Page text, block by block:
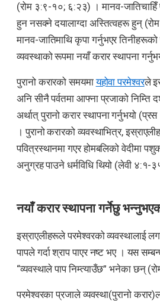
(रोम ३:९-१०; ६:२३) । मानव-
हुन नसक्ने दयालाग्दा अस्तित्वहरू हुन्
मानव-जातिमाथि कृपा गर्नुभएर तिनीहरूको
व्यवस्थाको रूपमा नयाँ करार स्थापना
पुरानो करारको समयमायहोवा परमेश्वरले
अनि सीनै पर्वतमा आफ्ना प्रजाको निम्ति
अर्थात् पुरानो करार स्थापना गर्नुभयो
। पुरानो करारको व्यवस्थाभित्र,
पवित्रस्थानमा गएर होमबलिको वेदीमा
अनुग्रह पाउने धर्मविधि थियो (लेवी ४:१-
नयाँ करार स्थापना गर्नेछु
इस्राएलीहरूले परमेश्वरको व्यवस्थालाई
पापले गर्दा श्राप पाएर नष्ट भए । यस
“व्यवस्थाले पाप निम्त्याउँछ” भनेका छन्
परमेश्वरका प्रजाले व्यवस्था(पुरानो